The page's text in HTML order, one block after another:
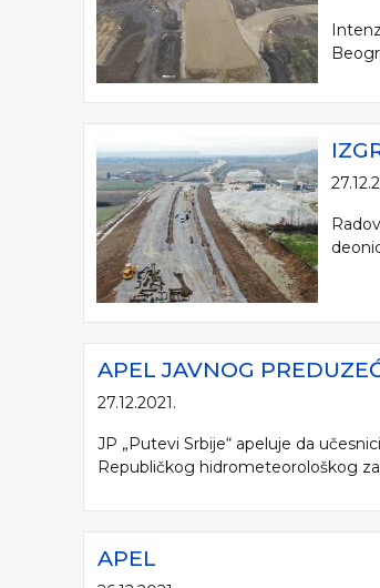
APEL JAVNOG
27.12.2021.
JP „Putevi Srbije“ apeluje da
Republičkog hidrometeorološkog
APEL